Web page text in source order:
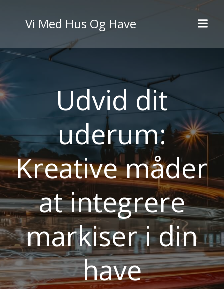
til
indhold
Vi Med Hus Og Have
Udvid dit
uderum:
Kreative måder
at integrere
markiser i din
have